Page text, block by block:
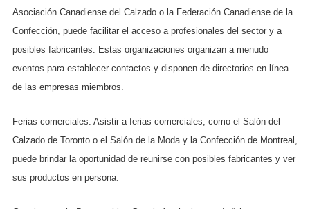
Asociación Canadiense del Calzado o la Federación Canadiense de la
Confección, puede facilitar el acceso a profesionales del sector y a
posibles fabricantes. Estas organizaciones organizan a menudo
eventos para establecer contactos y disponen de directorios en línea
de las empresas miembros.
Ferias comerciales: Asistir a ferias comerciales, como el Salón del
Calzado de Toronto o el Salón de la Moda y la Confección de Montreal,
puede brindar la oportunidad de reunirse con posibles fabricantes y ver
sus productos en persona.